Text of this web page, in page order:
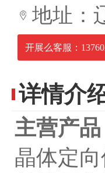
地址：
开展么客服：
详情介
主营产品
晶体定